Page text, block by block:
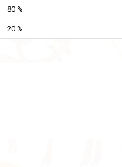
80 %
20 %